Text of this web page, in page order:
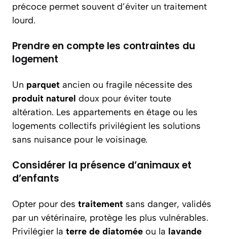
précoce permet souvent d’éviter un traitement
lourd.
Prendre en compte les contraintes du
logement
Un parquet ancien ou fragile nécessite des
produit naturel doux pour éviter toute
altération. Les appartements en étage ou les
logements collectifs privilégient les solutions
sans nuisance pour le voisinage.
Considérer la présence d’animaux et
d’enfants
Opter pour des traitement sans danger, validés
par un vétérinaire, protège les plus vulnérables.
Privilégier la terre de diatomée ou la lavande